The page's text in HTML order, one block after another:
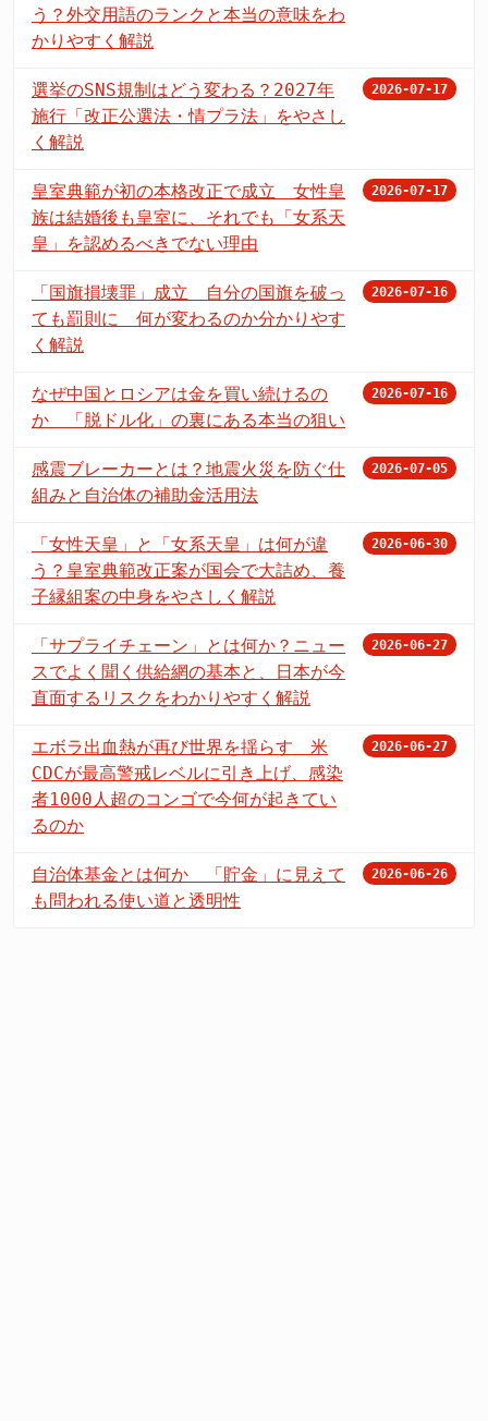
う？外交用語のランクと本当の意味をわ
かりやすく解説
選挙のSNS規制はどう変わる？2027年
施行「改正公選法・情プラ法」をやさし
く解説
2026-07-17
皇室典範が初の本格改正で成立 女性皇
族は結婚後も皇室に、それでも「女系天
皇」を認めるべきでない理由
2026-07-17
「国旗損壊罪」成立 自分の国旗を破っ
ても罰則に 何が変わるのか分かりやす
く解説
2026-07-16
なぜ中国とロシアは金を買い続けるの
か 「脱ドル化」の裏にある本当の狙い
2026-07-16
感震ブレーカーとは？地震火災を防ぐ仕
組みと自治体の補助金活用法
2026-07-05
「女性天皇」と「女系天皇」は何が違
う？皇室典範改正案が国会で大詰め、養
子縁組案の中身をやさしく解説
2026-06-30
「サプライチェーン」とは何か？ニュー
スでよく聞く供給網の基本と、日本が今
直面するリスクをわかりやすく解説
2026-06-27
エボラ出血熱が再び世界を揺らす 米
CDCが最高警戒レベルに引き上げ、感染
者1000人超のコンゴで今何が起きてい
るのか
2026-06-27
自治体基金とは何か 「貯金」に見えて
も問われる使い道と透明性
2026-06-26